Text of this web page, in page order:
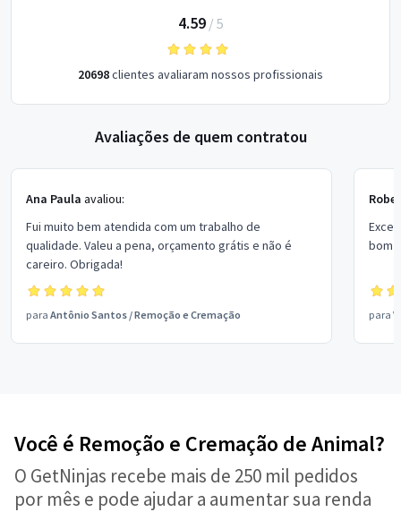
4.59/ 5
20698clientes avaliaram nossos profissionais
Avaliações de quem contratou
Ana Paula avaliou:
Fui muito bem atendida com um trabalho de
qualidade. Valeu a pena, orçamento grátis e não é
careiro. Obrigada!
para Antônio Santos /Remoção e Cremação
bom
para
Você é Remoção e Cremação de Animal?
O GetNinjas recebe mais de 250 mil pedidos
por mês e pode ajudar a aumentar sua renda